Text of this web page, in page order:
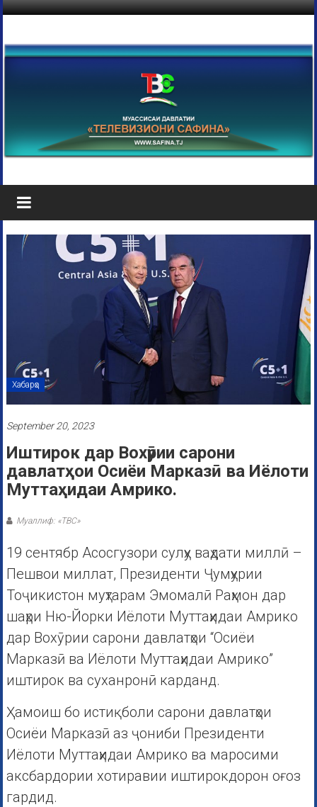
Хабарҳо
September 20, 2023
Иштирок дар Вохӯрии сарони
давлатҳои Осиёи Марказӣ ва Иёлоти
Муттаҳидаи Амрико.
Муаллиф: «ТВС»
19 сентябр Асосгузори сулҳу ваҳдати миллӣ –
Пешвои миллат, Президенти Ҷумҳурии
Тоҷикистон муҳтарам Эмомалӣ Раҳмон дар
шаҳри Ню-Йорки Иёлоти Муттаҳидаи Амрико
дар Вохӯрии сарони давлатҳои “Осиёи
Марказӣ ва Иёлоти Муттаҳидаи Амрико”
иштирок ва суханронӣ карданд.
Ҳамоиш бо истиқболи сарони давлатҳои
Осиёи Марказӣ аз ҷониби Президенти
Иёлоти Муттаҳидаи Амрико ва маросими
аксбардории хотиравии иштирокдорон оғоз
гардид.